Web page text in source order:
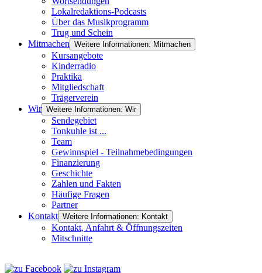
Lokalredaktions-Podcasts
Über das Musikprogramm
Trug und Schein
Mitmachen Weitere Informationen: Mitmachen
Kursangebote
Kinderradio
Praktika
Mitgliedschaft
Trägerverein
Wir Weitere Informationen: Wir
Sendegebiet
Tonkuhle ist ...
Team
Gewinnspiel - Teilnahmebedingungen
Finanzierung
Geschichte
Zahlen und Fakten
Häufige Fragen
Partner
Kontakt Weitere Informationen: Kontakt
Kontakt, Anfahrt & Öffnungszeiten
Mitschnitte